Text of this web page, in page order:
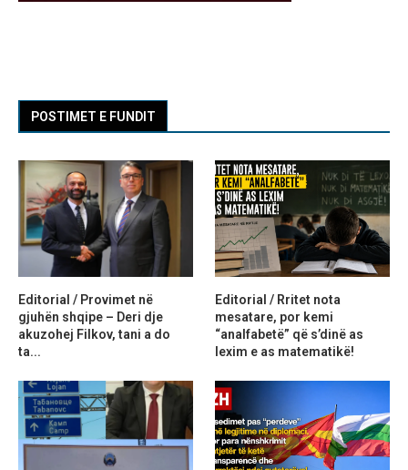
POSTIMET E FUNDIT
Editorial / Provimet në
gjuhën shqipe – Deri dje
akuzohej Filkov, tani a do
ta...
Editorial / Rritet nota
mesatare, por kemi
“analfabetë” që s’dinë as
lexim e as matematikë!